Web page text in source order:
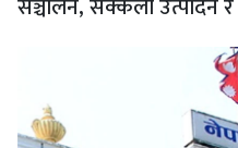
सञ्चालन, सक्कली